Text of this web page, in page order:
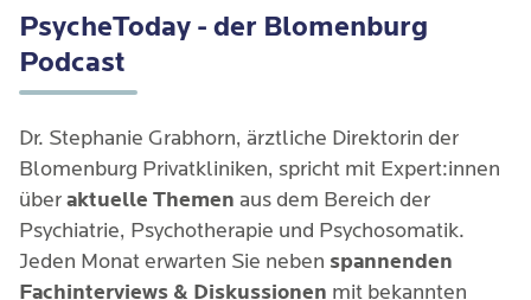
PsycheToday - der Blomenburg
Podcast
Dr. Stephanie Grabhorn, ärztliche Direktorin der
Blomenburg Privatkliniken, spricht mit Expert:innen
überaktuelle Themen aus dem Bereich der
Psychiatrie, Psychotherapie und Psychosomatik.
Jeden Monat erwarten Sie neben spannenden
Fachinterviews & Diskussionen mit bekannten